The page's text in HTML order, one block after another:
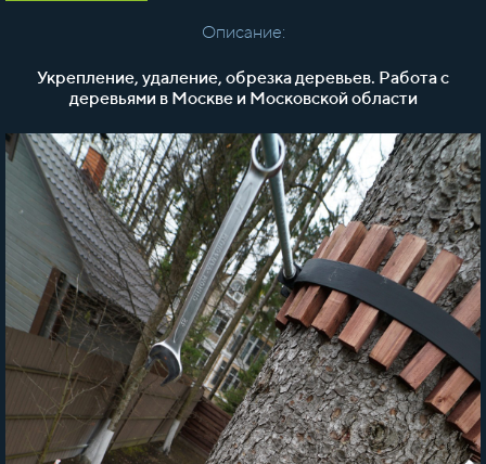
Описание:
Укрепление, удаление, обрезка деревьев. Работа с
деревьями в Москве и Московской области